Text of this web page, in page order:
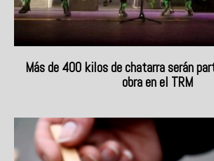
Más de 400 kilos de chatarra serán
obra en el TRM